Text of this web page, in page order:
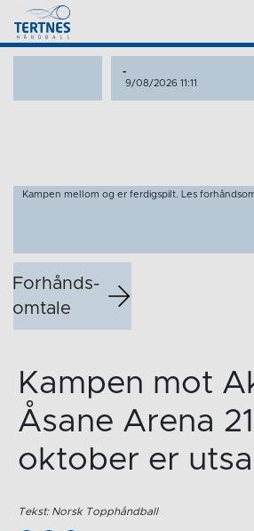
-
9/08/2026 11:11
Kampen mellom og er ferdigspilt. Les
Forhånds­
omtale
Kampen mot
Åsane Arena
oktober er
Tekst: Norsk Topphåndball